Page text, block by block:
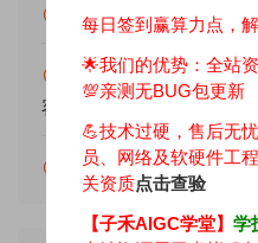
找不到素材资源介绍
消耗积分后无法显示
容？
消耗积分获取该资源
每日签到赢算力点，
🌟我们的优势： 全站
💯亲测无BUG包更新
💪技术过硬，售后无
员、网络及软硬件工
关资质点击查验
【子禾AIGC学堂】 学